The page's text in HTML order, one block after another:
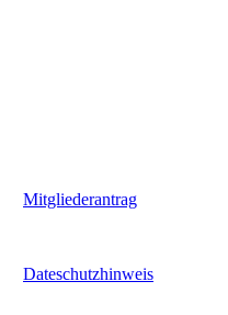
Mitgliederantrag
Dateschutzhinweis